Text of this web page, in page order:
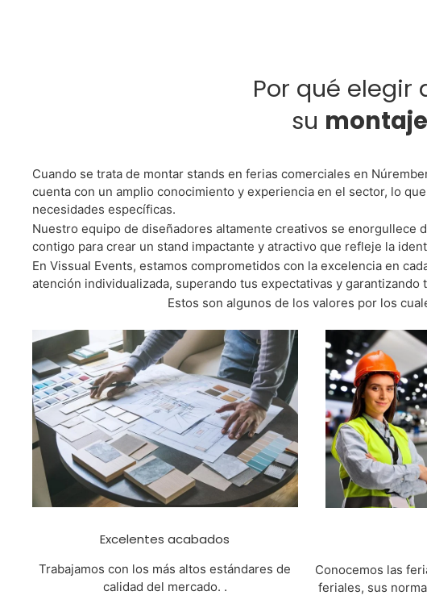
Por qué elegir
su
Cuando se trata de montar stands en ferias comerciales en
cuenta con un amplio conocimiento y experiencia en el sector, lo
necesidades específicas.
Nuestro equipo de diseñadores altamente creativos se enorgullece
contigo para crear un stand impactante y atractivo que refleje la
En Vissual Events, estamos comprometidos con la excelencia en
atención individualizada, superando tus expectativas y garantizando
Estos son algunos de los valores por los
Excelentes acabados
Trabajamos con los más altos estándares de
calidad del mercado. .
Conocemos las
feriales, sus